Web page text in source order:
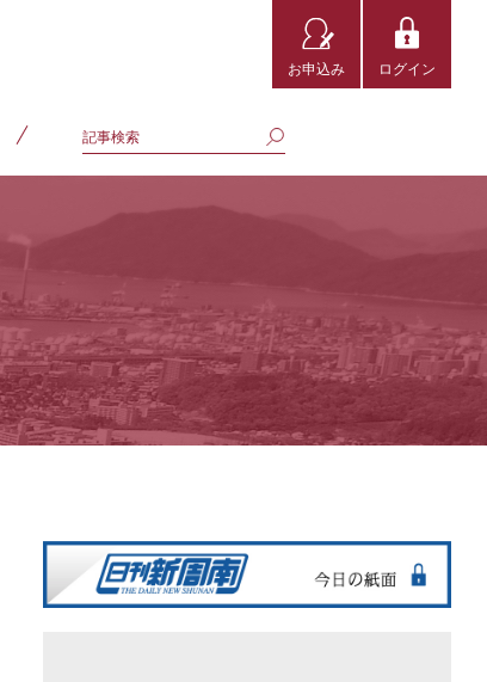
お申込み ログイン